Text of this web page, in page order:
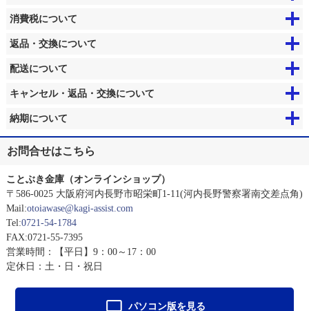
消費税について
返品・交換について
配送について
キャンセル・返品・交換について
納期について
お問合せはこちら
ことぶき金庫（オンラインショップ）
〒586-0025 大阪府河内長野市昭栄町1-11(河内長野警察署南交差点角)
Mail:otoiawase@kagi-assist.com
Tel:0721-54-1784
FAX:0721-55-7395
営業時間：【平日】9：00～17：00
定休日：土・日・祝日
パソコン版を見る